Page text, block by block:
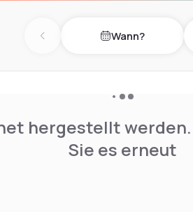
Previous day Wann?
hergestellt
Sie es erneut